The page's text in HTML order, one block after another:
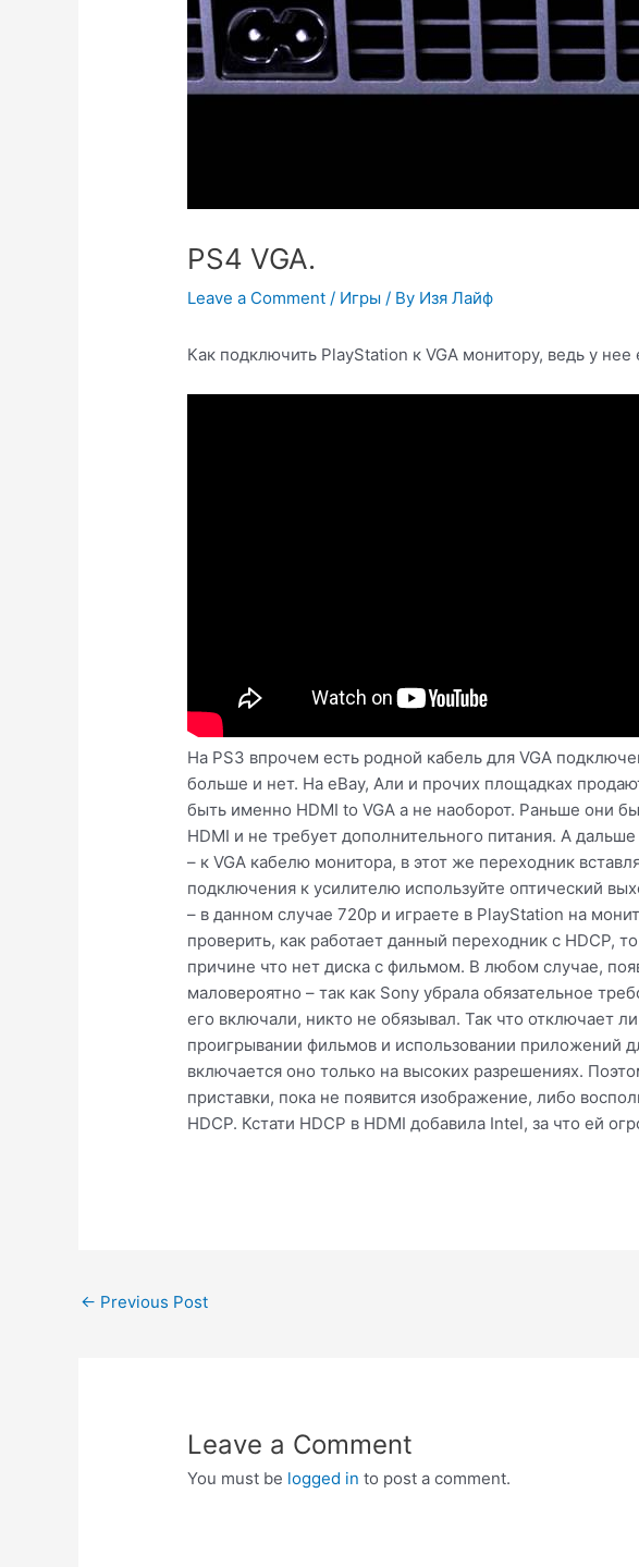
PS4 VGA.
Leave a Comment / Игры / By Изя Лайф
Как подключить PlayStation к VGA монитору, ведь у нее
На PS3 впрочем есть родной кабель для VGA
больше и нет. На eBay, Али и прочих площадках
быть именно HDMI to VGA а не наоборот. Раньше они
HDMI и не требует дополнительного питания. А
– к VGA кабелю монитора, в этот же переходник
подключения к усилителю используйте оптический
– в данном случае 720p и играете в PlayStation на
проверить, как работает данный переходник с HDCP,
причине что нет диска с фильмом. В любом случае,
маловероятно – так как Sony убрала обязательное
его включали, никто не обязывал. Так что отключает
проигрывании фильмов и использовании приложений
включается оно только на высоких разрешениях.
приставки, пока не появится изображение, либо
HDCP. Кстати HDCP в HDMI добавила Intel, за что ей
Post
← Previous Post
Leave a Comment
You must be logged in to post a comment.